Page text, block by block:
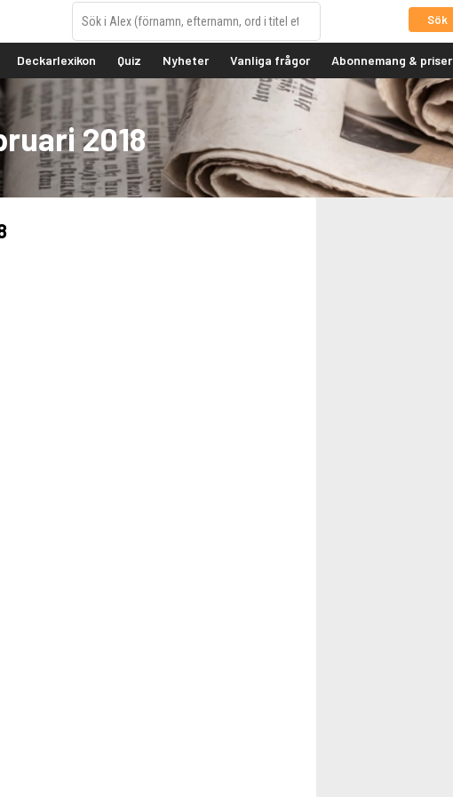
Sök
Deckarlexikon Quiz Nyheter Vanliga frågor Abonnemang & priser
2018